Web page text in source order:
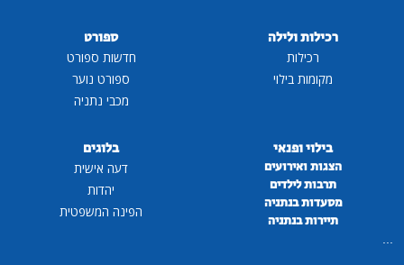
רכילות ולילה
רכילות
מקומות בילוי
ספורט
חדשות ספורט
ספורט נוער
מכבי נתניה
בילוי ופנאי
הצגות ואירועים
תרבות לילדים
מסעדות בנתניה
תיירות בנתניה
...
בלוגים
דעה אישית
יהדות
הפינה המשפטית